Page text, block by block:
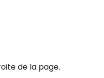
de la page.